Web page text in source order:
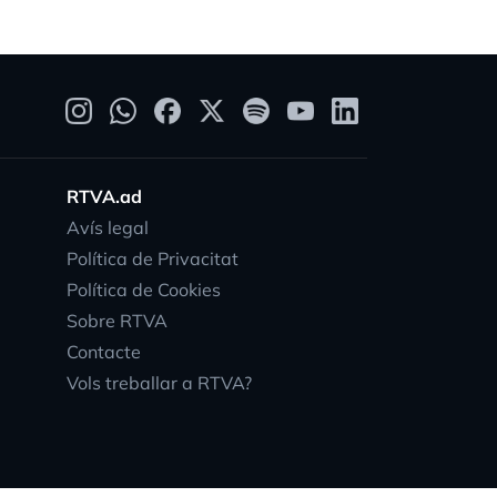
RTVA.ad
Avís legal
Política de Privacitat
Política de Cookies
Sobre RTVA
Contacte
Vols treballar a RTVA?